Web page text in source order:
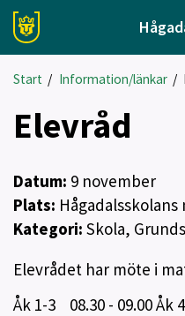
Start / Information/länkar/
Elevråd
Datum: 9 november
Plats: Hågadalsskolans
Kategori: Skola,
Elevrådet har möte i
Åk 1-3 08.30 - 09.00 Åk